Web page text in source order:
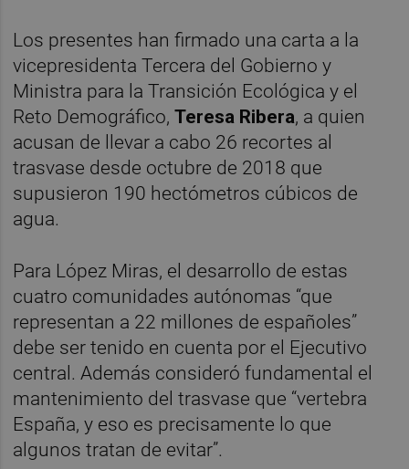
Los presentes han firmado una carta a la
vicepresidenta Tercera del Gobierno y
Ministra para la Transición Ecológica y el
Reto Demográfico,Teresa Ribera, a quien
acusan de llevar a cabo 26 recortes al
trasvase desde octubre de 2018 que
supusieron 190 hectómetros cúbicos de
agua.
Para López Miras, el desarrollo de estas
cuatro comunidades autónomas “que
representan a 22 millones de españoles”
debe ser tenido en cuenta por el Ejecutivo
central. Además consideró fundamental el
mantenimiento del trasvase que “vertebra
España, y eso es precisamente lo que
algunos tratan de evitar”.